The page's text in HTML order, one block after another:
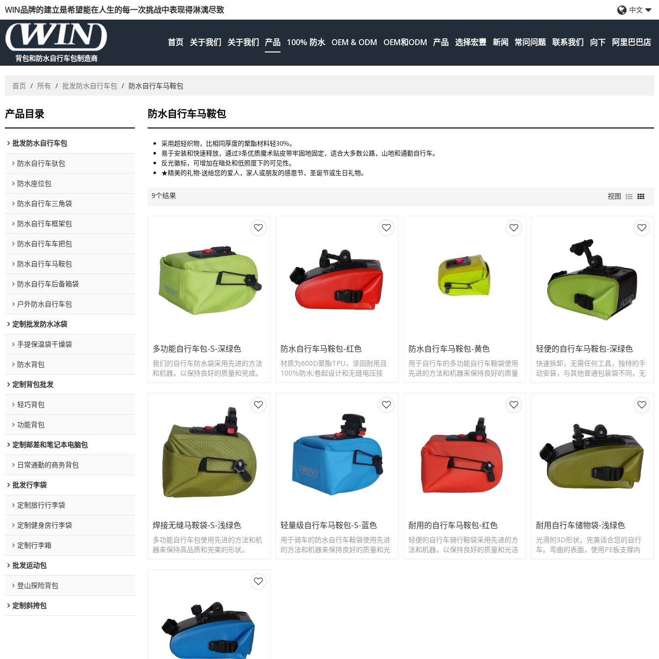
WIN品牌的建立是希望能在人生的每一次挑战中表现得淋漓尽致 中文
背包和防水自行车包制造商
首页 关于我们 关于我们 产品 100% 防水 OEM & ODM OEM和ODM 产品 选择宏豐 新闻 常问问题 联系我们 向下 阿里巴巴店
首页 / 所有 / 批发防水自行车包 / 防水自行车马鞍包
产品目录
批发防水自行车包
防水自行车驮包
防水座位包
防水自行车三角袋
防水自行车框架包
防水自行车车把包
防水自行车马鞍包
防水自行车后备箱袋
户外防水自行车包
定制批发防水冰袋
手提保温袋干燥袋
防水背包
定制背包批发
轻巧背包
功能背包
定制邮差和笔记本电脑包
日常通勤的商务背包
批发行李袋
定制旅行行李袋
定制健身房行李袋
定制行李箱
批发运动包
登山探险背包
定制斜挎包
防水自行车马鞍包
采用超轻织物，比相同厚度的聚酯材料轻30％。
易于安装和快速释放，通过3条优质魔术贴皮带牢固地固定，适合大多数公路，山地和通勤自行车。
反光徽标，可增加在暗处和低照度下的可见性。
★精美的礼物-送给您的爱人，家人或朋友的感恩节，圣诞节或生日礼物。
9个结果 视图
多功能自行车包-S-深绿色
我们的自行车防水袋采用先进的方法
和机器，以保持良好的质量和完成。
防水自行车马鞍包-红色
材质为600D聚酯TPU，坚固耐用且
100％防水;卷起设计和无缝电压技
防水自行车马鞍包-黄色
用于自行车的多功能自行车鞍袋使用
先进的方法和机器来保持良好的质量
轻便的自行车马鞍包-深绿色
快速拆卸，无需任何工具，独特的手
动安装，与其他普通包装袋不同，无
焊接无缝马鞍袋-S-浅绿色
多功能自行车包使用先进的方法和机
器来保持高品质和完美的形状。
轻量级自行车马鞍包-S-蓝色
用于骑车的防水自行车鞍袋使用先进
的方法和机器来保持良好的质量和光
耐用的自行车马鞍包-红色
轻便的自行车骑行鞍袋采用先进的方
法和机器，以保持良好的质量和光洁
耐用自行车储物袋-浅绿色
光滑的3D形状，完美适合您的自行
车。弯曲的表面，使用PE板支撑内